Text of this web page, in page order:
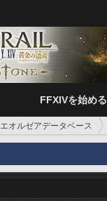
FFXIVを始める
エオルゼアデータベース